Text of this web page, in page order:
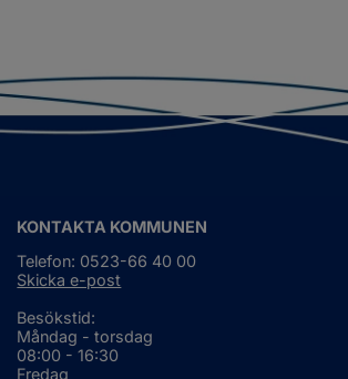
KONTAKTA KOMMUNEN
Telefon: 0523-66 40 00
Skicka e-post
Besökstid:
Måndag - torsdag
08:00 - 16:30
Fredag